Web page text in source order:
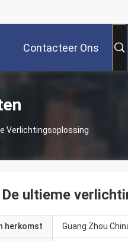
Contacteer Ons
Verlichtingsoplossing
ultieme
herkomst Guang Zhou